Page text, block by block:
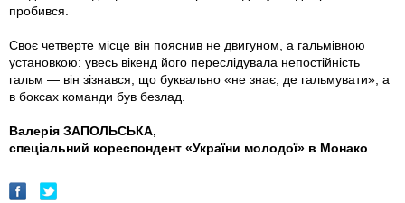
пробився.
Своє четверте місце він пояснив не двигуном, а гальмівною
установкою: увесь вікенд його переслідувала непостійність
гальм — він зізнався, що буквально «не знає, де гальмувати», а
в боксах команди був безлад.
Валерія ЗАПОЛЬСЬКА,
спеціальний кореспондент «України молодої» в Монако